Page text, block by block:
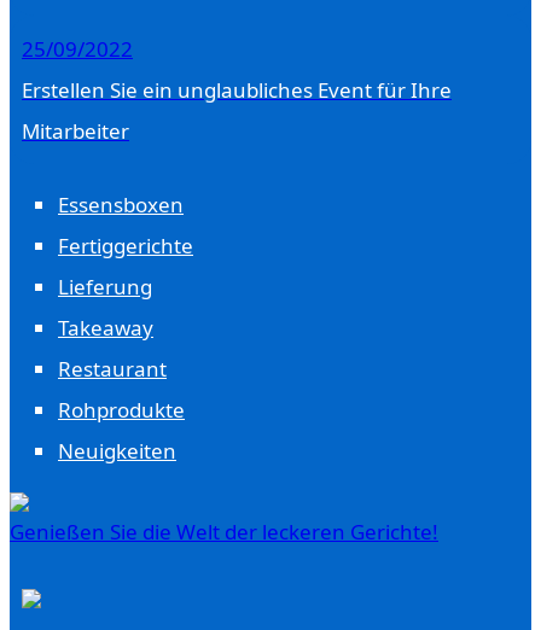
25/09/2022
Erstellen Sie ein unglaubliches Event für Ihre
Mitarbeiter
Essensboxen
Fertiggerichte
Lieferung
Takeaway
Restaurant
Rohprodukte
Neuigkeiten
Genießen Sie die Welt der leckeren Gerichte!